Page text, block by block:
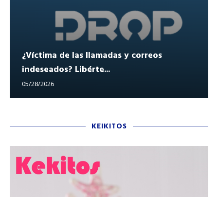
¿Víctima de las llamadas y correos
indeseados? Libérte...
05/28/2026
KEIKITOS